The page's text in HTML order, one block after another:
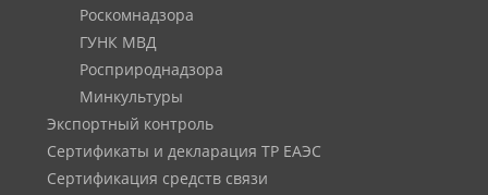
Роскомнадзора
ГУНК МВД
Росприроднадзора
Минкультуры
Экспортный контроль
Сертификаты и декларация ТР ЕАЭС
Сертификация средств связи